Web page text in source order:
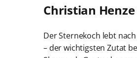
Christian Henze
Der Sternekoch lebt
– der wichtigsten Zutat